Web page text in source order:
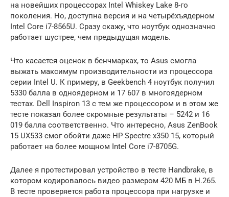
на новейших процессорах Intel Whiskey Lake 8-го
поколения. Но, доступна версия и на четырёхъядерном
Intel Core i7-8565U. Сразу скажу, что ноутбук однозначно
работает шустрее, чем предыдущая модель.
Что касается оценок в бенчмарках, то Asus смогла
выжать максимум производительности из процессора
серии Intel U. К примеру, в Geekbench 4 ноутбук получил
5330 балла в одноядерном и 17 607 в многоядерном
тестах. Dell Inspiron 13 с тем же процессором и в этом же
тесте показал более скромные результаты – 5242 и 16
019 балла соответственно. Что интересно, Asus ZenBook
15 UX533 смог обойти даже HP Spectre x350 15, который
работает на более мощном Intel Core i7-8705G.
Далее я протестировал устройство в тесте Handbrake, в
котором кодировалось видео размером 420 МБ в H.265.
В тесте проверяется работа процессора при нагрузке и